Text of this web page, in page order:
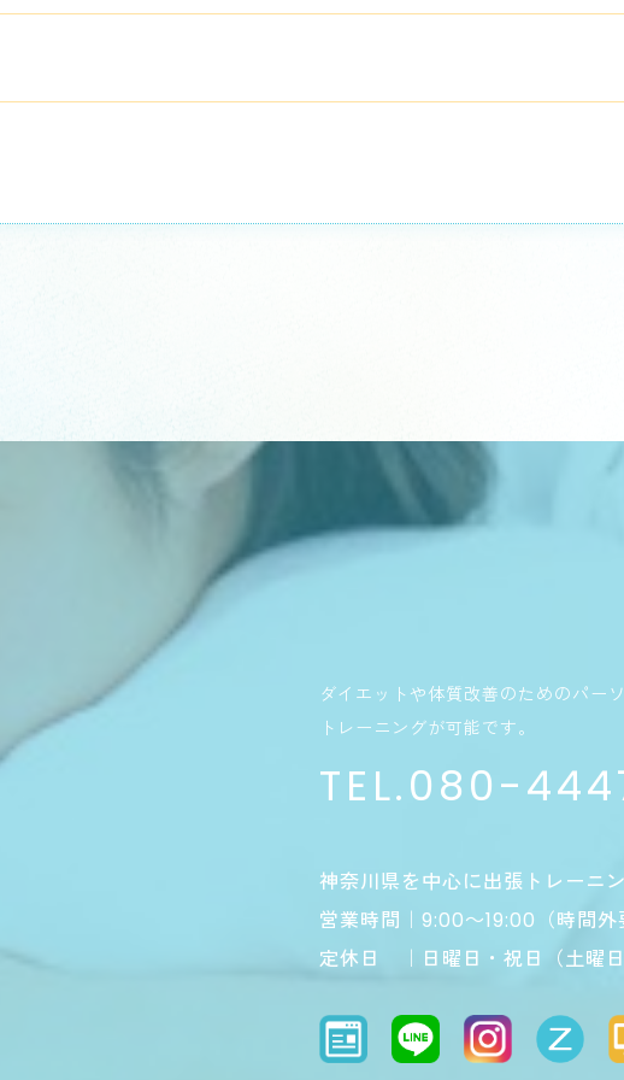
ダイエットや体質改善のためのパー
トレーニングが可能です。
TEL.080-
神奈川県を中心に出張トレーニ
営業時間｜9:00～19:00（時間外
定休日 ｜日曜日・祝日（土曜日